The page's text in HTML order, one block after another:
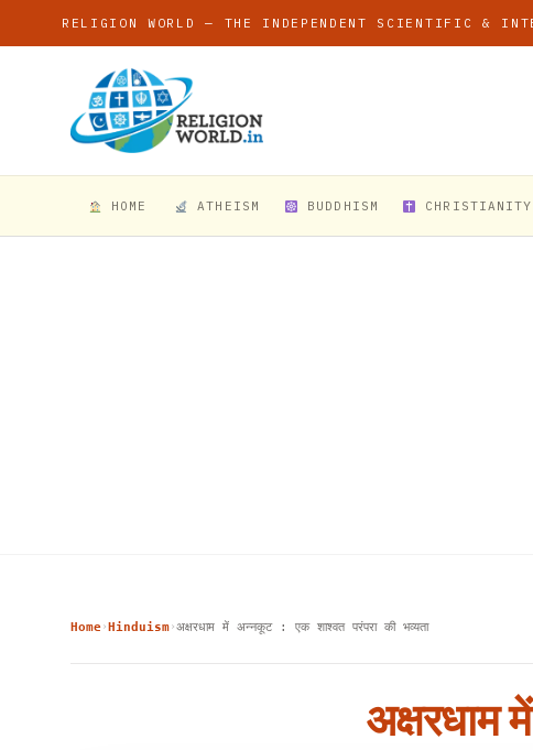
RELIGION WORLD — THE INDEPENDENT SCIENTIFIC &
HOME ATHEISM BUDDHISM CHRISTIANITY
Home›Hinduism›अक्षरधाम में अन्नकूट : एक शाश्वत परंपरा की भव्यता
अक्षरधाम